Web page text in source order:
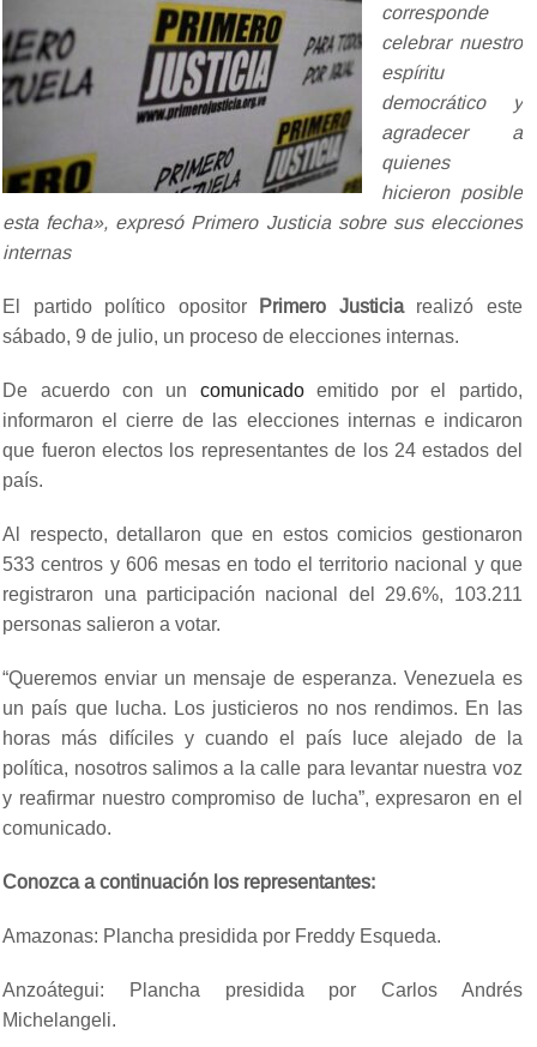
corresponde
celebrar nuestro
espíritu
democrático y
agradecer a
quienes
hicieron posible
esta fecha», expresó Primero Justicia sobre sus elecciones
internas
El partido político opositor Primero Justiciarealizó este
sábado, 9 de julio, un proceso de elecciones internas.
De acuerdo con un comunicadoemitido por el partido,
informaron el cierre de las elecciones internas e indicaron
que fueron electos los representantes de los 24 estados del
país.
Al respecto, detallaron que en estos comicios gestionaron
533 centros y 606 mesas en todo el territorio nacional y que
registraron una participación nacional del 29.6%, 103.211
personas salieron a votar.
“Queremos enviar un mensaje de esperanza. Venezuela es
un país que lucha. Los justicieros no nos rendimos. En las
horas más difíciles y cuando el país luce alejado de la
política, nosotros salimos a la calle para levantar nuestra voz
y reafirmar nuestro compromiso de lucha”, expresaron en el
comunicado.
Conozca a continuación los representantes:
Amazonas: Plancha presidida por Freddy Esqueda.
Anzoátegui: Plancha presidida por Carlos Andrés
Michelangeli.